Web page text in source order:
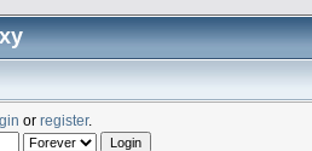
or register.